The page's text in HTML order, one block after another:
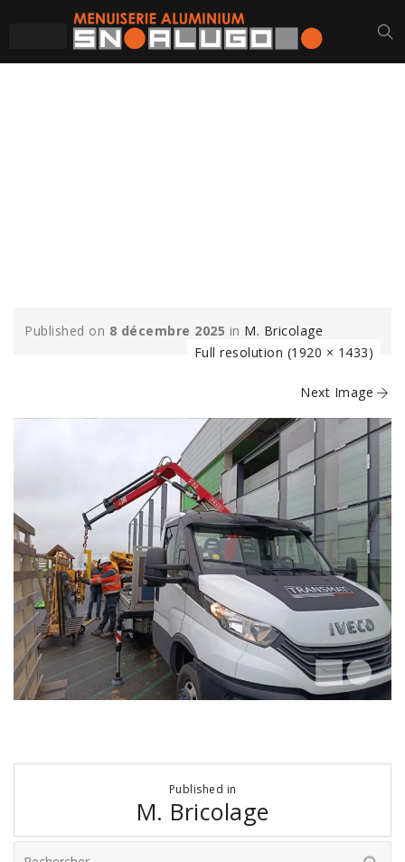
Published on 8 décembre 2025 in M. Bricolage
Full resolution (1920 × 1433)
Next Image
l’article
Published in
M. Bricolage